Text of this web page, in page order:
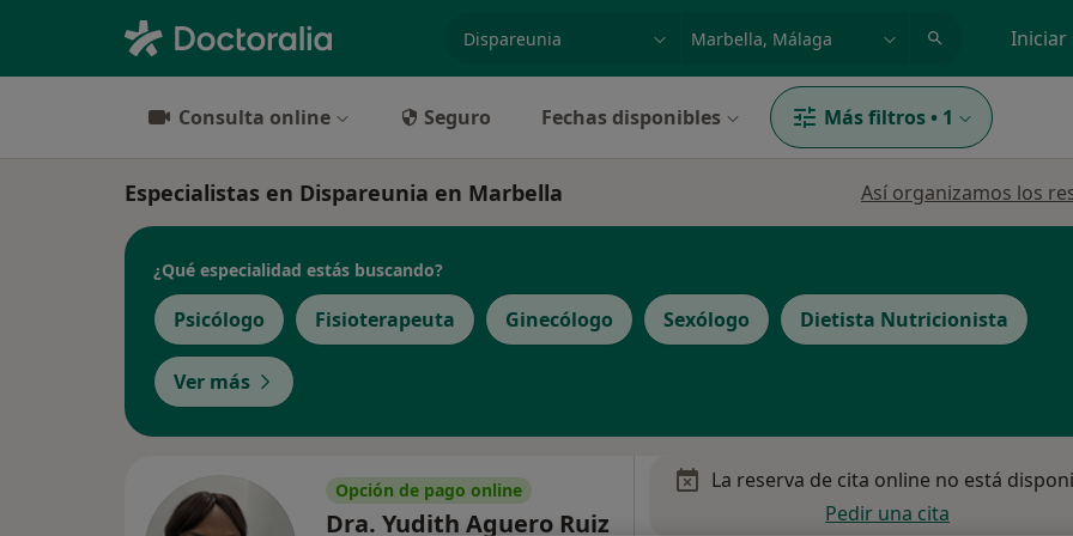
p. ej. Madrid Iniciar
Consulta online Seguro Fechas disponibles Más filtros • 1
Especialistas en Dispareunia en Marbella Así organizamos los
¿Qué especialidad estás buscando?
Psicólogo Fisioterapeuta Ginecólogo Sexólogo Dietista Nutricionista
Ver más
Opción de pago online
Dra. Yudith Aguero Ruiz
La reserva de cita online no está
Pedir una cita